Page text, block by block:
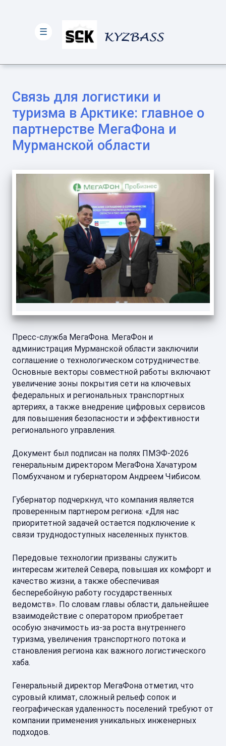
Связь для логистики и
туризма в Арктике: главное о
партнерстве МегаФона и
Мурманской области
Пресс-служба МегаФона. МегаФон и
администрация Мурманской области заключили
соглашение о технологическом сотрудничестве.
Основные векторы совместной работы включают
увеличение зоны покрытия сети на ключевых
федеральных и региональных транспортных
артериях, а также внедрение цифровых сервисов
для повышения безопасности и эффективности
регионального управления.
Документ был подписан на полях ПМЭФ-2026
генеральным директором МегаФона Хачатуром
Помбухчаном и губернатором Андреем Чибисом.
Губернатор подчеркнул, что компания является
проверенным партнером региона: «Для нас
приоритетной задачей остается подключение к
связи труднодоступных населенных пунктов.
Передовые технологии призваны служить
интересам жителей Севера, повышая их комфорт и
качество жизни, а также обеспечивая
бесперебойную работу государственных
ведомств». По словам главы области, дальнейшее
взаимодействие с оператором приобретает
особую значимость из-за роста внутреннего
туризма, увеличения транспортного потока и
становления региона как важного логистического
хаба.
Генеральный директор МегаФона отметил, что
суровый климат, сложный рельеф сопок и
географическая удаленность поселений требуют от
компании применения уникальных инженерных
подходов.
☰